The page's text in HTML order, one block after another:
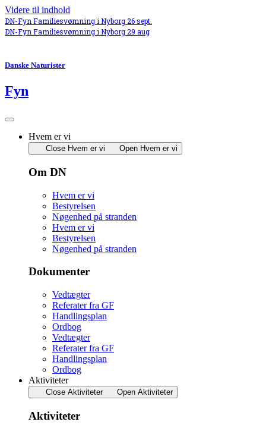
Videre til indhold
DN-Fyn Familiesvømning i Nyborg 26 sept.
DN-Fyn Familiesvømning i Nyborg 29 aug
Danske Naturister
Fyn
Hvem er vi
Close Hvem er vi Open Hvem er vi
Om DN
Hvem er vi
Bestyrelsen
Nøgenhed på stranden
Hvem er vi
Bestyrelsen
Nøgenhed på stranden
Dokumenter
Vedtægter
Referater fra GF
Handlingsplan
Ordbog
Vedtægter
Referater fra GF
Handlingsplan
Ordbog
Aktiviteter
Close Aktiviteter Open Aktiviteter
Aktiviteter